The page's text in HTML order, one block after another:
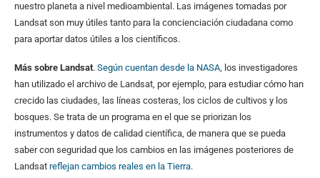
nuestro planeta a nivel medioambiental. Las imágenes tomadas por
Landsat son muy útiles tanto para la concienciación ciudadana como
para aportar datos útiles a los científicos.
Más sobre Landsat. Según cuentan desde la NASA, los investigadores
han utilizado el archivo de Landsat, por ejemplo, para estudiar cómo han
crecido las ciudades, las líneas costeras, los ciclos de cultivos y los
bosques. Se trata de un programa en el que se priorizan los
instrumentos y datos de calidad científica, de manera que se pueda
saber con seguridad que los cambios en las imágenes posteriores de
Landsat reflejan cambios reales en la Tierra.